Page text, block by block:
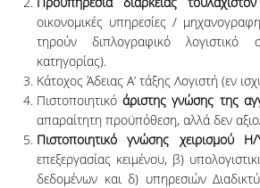
οικονομικές υπηρεσίες /
τηρούν διπλογραφικό
κατηγορίας).
Κάτοχος Άδειας Α’ τάξης Λογιστή (εν
Πιστοποιητικόάριστης γνώσης της
απα­ραί­τη­τη προ­ϋ­­πόθεση, αλ­λά δεν
Πιστοποιητικό γνώσης χειρισμού Η/
επεξεργασίας κειμένου, β)
δεδομένων και δ) υπηρεσιών